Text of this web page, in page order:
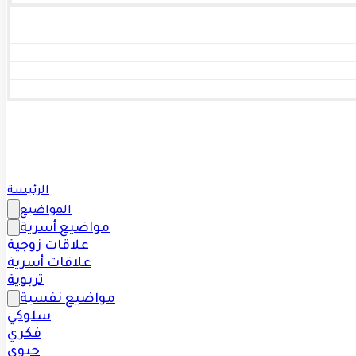
الرئيسة
المواضيع
مواضيع أسرية
علاقات زوجية
علاقات أسرية
تربوية
مواضيع نفسية
سلوكي
فكري
حيوي